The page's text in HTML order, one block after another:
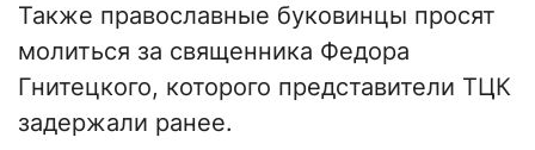
Также православные буковинцы просят
молиться за священника Федора
Гнитецкого, которого представители ТЦК
задержали ранее.